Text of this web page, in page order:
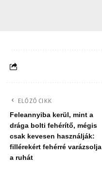
ELŐZŐ CIKK
Feleannyiba kerül, mint a
drága bolti fehérítő, mégis
csak kevesen használják:
fillérekért fehérré varázsolja
a ruhát